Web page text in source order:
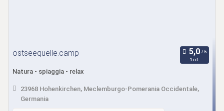
ostseequelle.camp
1 rif.
Natura - spiaggia - relax
23968 Hohenkirchen, Meclemburgo-Pomerania Occidentale,
Germania